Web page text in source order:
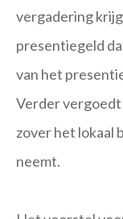
vergadering
presentiegeld
van het
Verder vergoedt
zover het lokaal
neemt.